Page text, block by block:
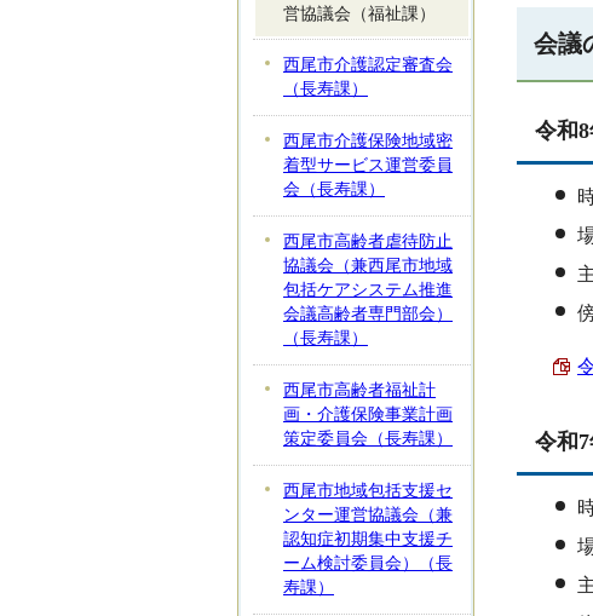
会議
令和8
令和7
営協議会（福祉課）
西尾市介護認定審査会
（長寿課）
西尾市介護保険地域密
着型サービス運営委員
会（長寿課）
西尾市高齢者虐待防止
協議会（兼西尾市地域
包括ケアシステム推進
会議高齢者専門部会）
（長寿課）
西尾市高齢者福祉計
画・介護保険事業計画
策定委員会（長寿課）
西尾市地域包括支援セ
ンター運営協議会（兼
認知症初期集中支援チ
ーム検討委員会）（長
寿課）